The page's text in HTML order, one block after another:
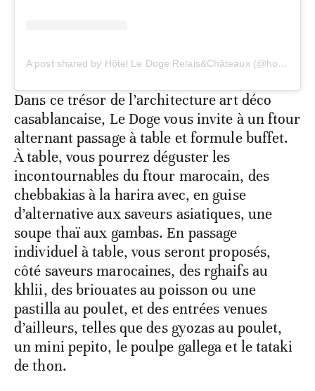
A post shared by Hôtel Le Doge Relais&Châteaux (@hotelledoge)
Dans ce trésor de l’architecture art déco
casablancaise, Le Doge vous invite à un ftour
alternant passage à table et formule buffet.
À table, vous pourrez déguster les
incontournables du ftour marocain, des
chebbakias à la harira avec, en guise
d’alternative aux saveurs asiatiques, une
soupe thaï aux gambas. En passage
individuel à table, vous seront proposés,
côté saveurs marocaines, des rghaifs au
khlii, des briouates au poisson ou une
pastilla au poulet, et des entrées venues
d’ailleurs, telles que des gyozas au poulet,
un mini pepito, le poulpe gallega et le tataki
de thon.